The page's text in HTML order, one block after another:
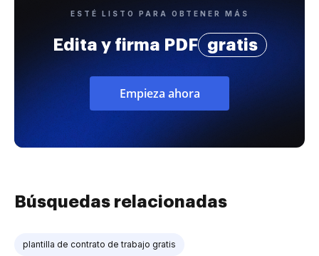
ESTÉ LISTO PARA OBTENER MÁS
Edita y firma PDF gratis
Empieza ahora
Búsquedas relacionadas
plantilla de contrato de trabajo gratis